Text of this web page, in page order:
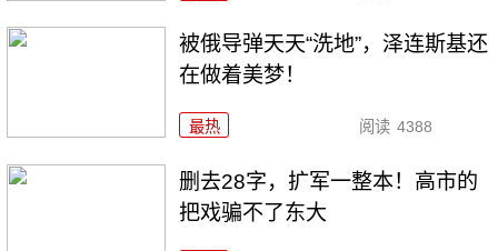
被俄导弹天天“洗地”，泽连斯基还
在做着美梦！
最热 阅读 4388
删去28字，扩军一整本！高市的
把戏骗不了东大